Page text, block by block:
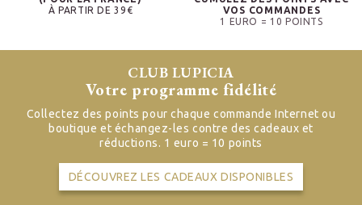
À PARTIR DE 39€
VOS COMMANDES
1 EURO = 10 POINTS
CLUB LUPICIA
Votre programme fidélité
Collectez des points pour chaque commande Internet ou
boutique et échangez-les contre des cadeaux et
réductions. 1 euro = 10 points
DÉCOUVREZ LES CADEAUX DISPONIBLES